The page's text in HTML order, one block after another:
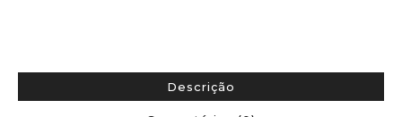
Descrição